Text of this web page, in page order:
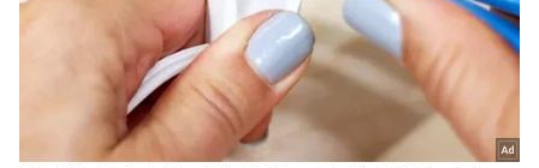
ಬೆಲೆಯಲ್ಲಿ ಲಭ್ಯವಿದೆ. ಇನ್ನು 256GB ಸ್ಟೋರೇಜ್
ವೇರಿಯೆಂಟ್ ಫೋನ್ ಮೇಲೆ 15,910 ರೂಪಾಯಿ ರಿಯಾಯಿತಿ
ನೀಡಲಾಗಿದ್ದು, 64,990 ರೂಪಾಯಿ ಬೆಲೆಯಲ್ಲಿ ಲಭ್ಯವಿದೆ.